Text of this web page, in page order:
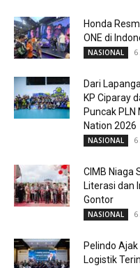
Honda
ONE di
NASIONAL
Dari
KP Ciparay
Puncak
Nation 2026
NASIONAL
CIMB Niaga
Literasi dan
Gontor
NASIONAL
Pelindo
Logistik